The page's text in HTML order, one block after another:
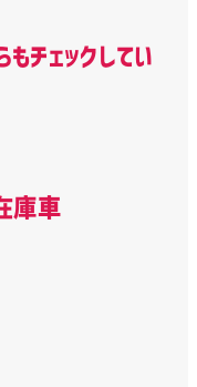
チェックしてい
庫車